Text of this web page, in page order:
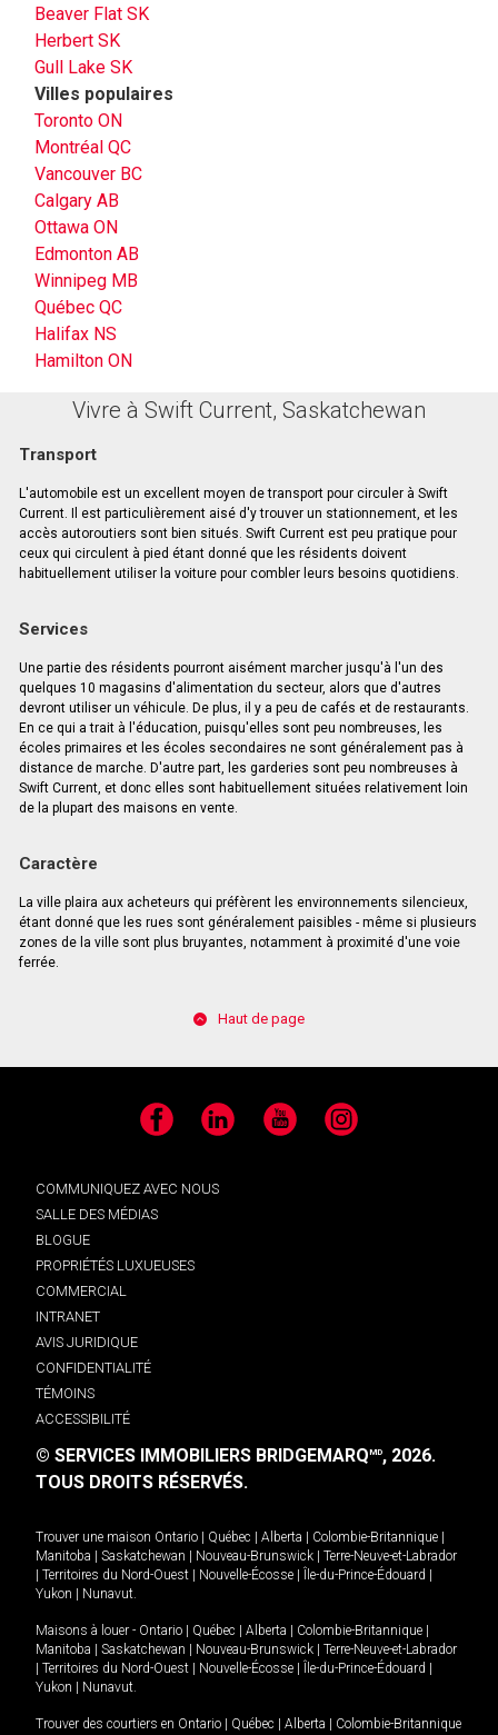
Beaver Flat SK
Herbert SK
Gull Lake SK
Villes populaires
Toronto ON
Montréal QC
Vancouver BC
Calgary AB
Ottawa ON
Edmonton AB
Winnipeg MB
Québec QC
Halifax NS
Hamilton ON
Vivre à Swift Current, Saskatchewan
Transport
L'automobile est un excellent moyen de transport pour circuler à Swift
Current. Il est particulièrement aisé d'y trouver un stationnement, et les
accès autoroutiers sont bien situés. Swift Current est peu pratique pour
ceux qui circulent à pied étant donné que les résidents doivent
habituellement utiliser la voiture pour combler leurs besoins quotidiens.
Services
Une partie des résidents pourront aisément marcher jusqu'à l'un des
quelques 10 magasins d'alimentation du secteur, alors que d'autres
devront utiliser un véhicule. De plus, il y a peu de cafés et de restaurants.
En ce qui a trait à l'éducation, puisqu'elles sont peu nombreuses, les
écoles primaires et les écoles secondaires ne sont généralement pas à
distance de marche. D'autre part, les garderies sont peu nombreuses à
Swift Current, et donc elles sont habituellement situées relativement loin
de la plupart des maisons en vente.
Caractère
La ville plaira aux acheteurs qui préfèrent les environnements silencieux,
étant donné que les rues sont généralement paisibles - même si plusieurs
zones de la ville sont plus bruyantes, notamment à proximité d'une voie
ferrée.
Haut de page
Facebook LinkedIn YouTube Instagram
COMMUNIQUEZ AVEC NOUS
SALLE DES MÉDIAS
BLOGUE
PROPRIÉTÉS LUXUEUSES
COMMERCIAL
INTRANET
AVIS JURIDIQUE
CONFIDENTIALITÉ
TÉMOINS
ACCESSIBILITÉ
© SERVICES IMMOBILIERS BRIDGEMARQMD, 2026.
TOUS DROITS RÉSERVÉS.
Trouver une maison Ontario Québec Alberta Colombie-Britannique
Manitoba
Saskatchewan Nouveau-Brunswick
Terre-Neuve-et-Labrador
Territoires du Nord-Ouest Nouvelle-Écosse Île-du-Prince-Édouard
Yukon
Nunavut.
Maisons à louer - Ontario Québec Alberta Colombie-Britannique
Manitoba
Saskatchewan Nouveau-Brunswick
Terre-Neuve-et-Labrador
Territoires du Nord-Ouest Nouvelle-Écosse Île-du-Prince-Édouard
Yukon
Nunavut.
Trouver des courtiers en Ontario Québec Alberta
Colombie-Britannique